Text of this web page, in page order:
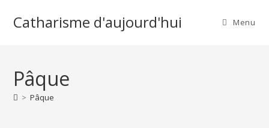
Catharisme d'aujourd'hui Menu
Pâque
> Pâque